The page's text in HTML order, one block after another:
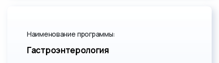
Наименование программы:
Гастроэнтерология